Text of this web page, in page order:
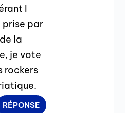
l
prise par
la
je vote
rockers
RÉPONSE